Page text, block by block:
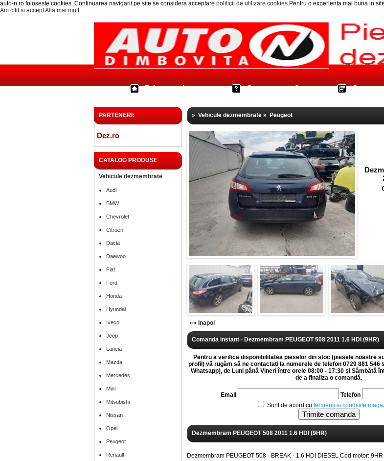
auto-n.ro foloseste cookies. Continuarea navigarii pe site se considera acceptare politicii de utilizare cookies.Pentru o experienta mai buna in
Am citit si acceptAfla mai mult
Prima pagina Cum cumpar? Cos
PARTENERI:
Dez.ro
CATALOG PRODUSE
Vehicule dezmembrate
Audi
BMW
Chevrolet
Citroen
Dacia
Daewoo
Fiat
Ford
Honda
Hyundai
Iveco
Jeep
Lancia
Mazda
Mercedes
Mini
Mitsubishi
Nissan
Opel
Peugeot
Renault
» Vehicule dezmembrate » Peugeot
«« Inapoi
Comanda instant - Dezmembram PEUGEOT 508 2011 1.6 HDI (9HR)
Pentru a verifica disponibilitatea pieselor din stoc (piesele noastre
profil) vă rugăm să ne contactați la numerele de telefon 0729 881 546
Whatsapp), de Luni până Vineri între orele 08:00 - 17:30 și Sâmbătă
de a finaliza o comandă.
Email
Telefon
Sunt de acord cu termenii si conditiile
Dezmembram PEUGEOT 508 2011 1.6 HDI (9HR)
Dezmembram PEUGEOT 508 - BREAK - 1.6 HDI DIESEL Cod motor: